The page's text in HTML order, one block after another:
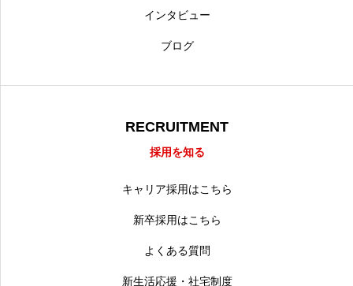
インタビュー
ブログ
RECRUITMENT
採用を知る
キャリア採用はこちら
新卒採用はこちら
よくある質問
新生活応援・社宅制度